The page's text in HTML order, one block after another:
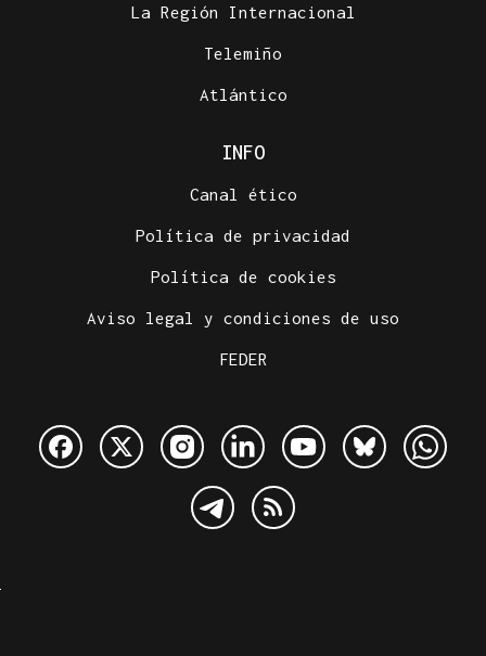
La Región Internacional
Telemiño
Atlántico
INFO
Canal ético
Política de privacidad
Política de cookies
Aviso legal y condiciones de uso
FEDER